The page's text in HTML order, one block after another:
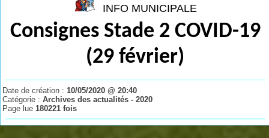
INFO MUNICIPALE
Consignes Stade 2 COVID-19
(29 février)
Date de création :10/05/2020 @ 20:40
Catégorie :Archives des actualités - 2020
Page lue180221 fois